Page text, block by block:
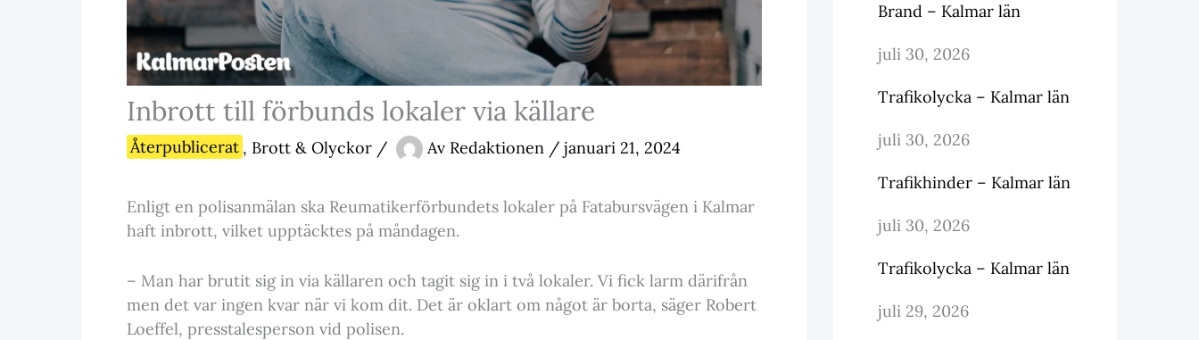
Inbrott till förbunds lokaler via källare
Återpublicerat , Brott & Olyckor / Av Redaktionen / januari 21, 2024
Enligt en polisanmälan ska Reumatikerförbundets lokaler på Fatabursvägen i Kalmar
haft inbrott, vilket upptäcktes på måndagen.
– Man har brutit sig in via källaren och tagit sig in i två lokaler. Vi fick larm därifrån
men det var ingen kvar när vi kom dit. Det är oklart om något är borta, säger Robert
Loeffel, presstalesperson vid polisen.
Brand – Kalmar län
juli 30, 2026
Trafikolycka – Kalmar län
juli 30, 2026
Trafikhinder – Kalmar län
juli 30, 2026
Trafikolycka – Kalmar län
juli 29, 2026